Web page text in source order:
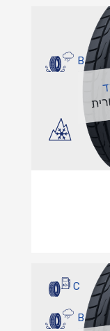
B
C
B